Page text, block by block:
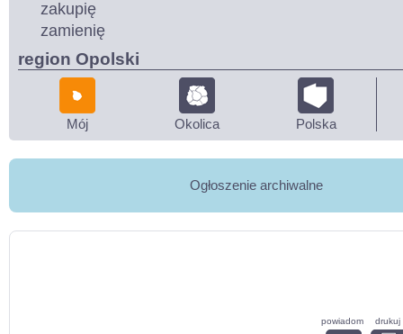
zakupię
zamienię
region Opolski
Mój Okolica Polska
Ogłoszenie archiwalne
powiadom drukuj